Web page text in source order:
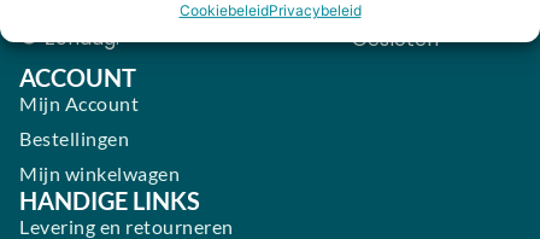
CookiebeleidPrivacybeleid
Zondag:
Gesloten ​ ​ ​ ​ ​ ​ ​
ACCOUNT
Mijn Account
Bestellingen
Mijn winkelwagen
HANDIGE LINKS
Levering en retourneren